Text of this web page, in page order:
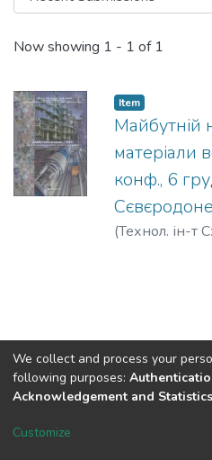
Recent Submissions
Now showing 1 - 1 of 1
Item
Майбутній
матеріали
конф., 6
(Технол. ін-т
Dspace & Volodymyr Dahl East
We collect and process your
following purposes:
Acknowledgement and Statistics
Customize